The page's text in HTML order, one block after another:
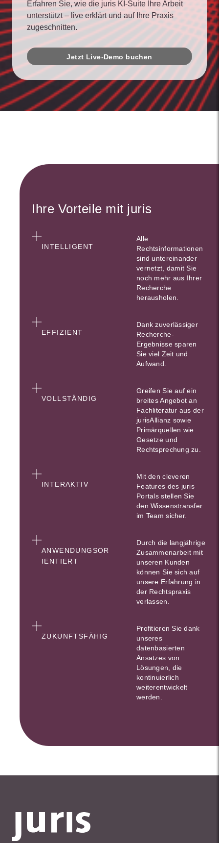
Erfahren Sie, wie die juris KI-Suite Ihre Arbeit
unterstützt – live erklärt und auf Ihre Praxis
zugeschnitten.
Jetzt Live-Demo buchen
Ihre Vorteile mit juris
INTELLIGENT
Alle
Rechtsinformationen
sind untereinander
vernetzt, damit Sie
noch mehr aus Ihrer
Recherche
herausholen.
EFFIZIENT
Dank zuverlässiger
Recherche-
Ergebnisse sparen
Sie viel Zeit und
Aufwand.
VOLLSTÄNDIG
Greifen Sie auf ein
breites Angebot an
Fachliteratur aus der
jurisAllianz sowie
Primärquellen wie
Gesetze und
Rechtsprechung zu.
INTERAKTIV
Mit den cleveren
Features des juris
Portals stellen Sie
den Wissenstransfer
im Team sicher.
ANWENDUNGSOR
IENTIERT
Durch die langjährige
Zusammenarbeit mit
unseren Kunden
können Sie sich auf
unsere Erfahrung in
der Rechtspraxis
verlassen.
ZUKUNFTSFÄHIG
Profitieren Sie dank
unseres
datenbasierten
Ansatzes von
Lösungen, die
kontinuierlich
weiterentwickelt
werden.